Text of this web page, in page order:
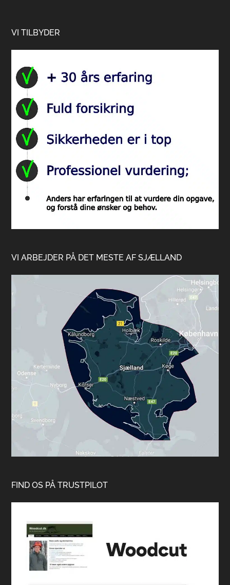
Footer
VI TILBYDER
VI ARBEJDER PÅ DET MESTE AF SJÆLLAND
FIND OS PÅ TRUSTPILOT